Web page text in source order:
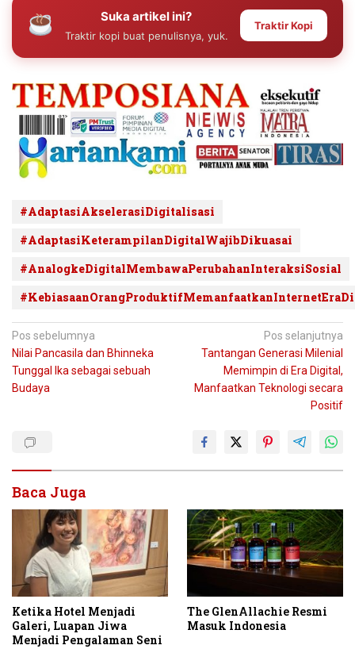
Suka artikel ini?
Traktir kopi buat penulisnya, yuk.
Traktir Kopi
#AdaptasiAkselerasiDigitalisasi
#AdaptasiKeterampilanDigitalWajibDikuasai
#AnalogkeDigitalMembawaPerubahanInteraksiSosial
Navigasi
pos
Pos sebelumnya
Nilai Pancasila dan Bhinneka
Tunggal Ika sebagai sebuah
Budaya
Pos selanjutnya
Tantangan Generasi Milenial
Memimpin di Era Digital,
Manfaatkan Teknologi secara
Positif
Baca Juga
Ketika Hotel Menjadi
Galeri, Luapan Jiwa
Menjadi Pengalaman Seni
The GlenAllachie Resmi
Masuk Indonesia